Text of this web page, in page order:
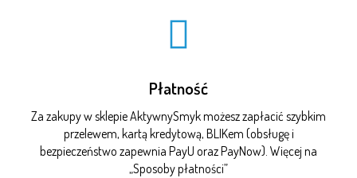
Płatność
Za zakupy w sklepie AktywnySmyk możesz zapłacić szybkim
przelewem, kartą kredytową, BLIKem (obsługę i
bezpieczeństwo zapewnia PayU oraz PayNow). Więcej na
„Sposoby płatności”